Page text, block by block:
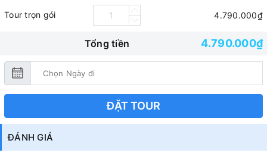
Tour trọn gói 4.790.000₫
Tổng tiền 4.790.000₫
ĐẶT TOUR
ĐÁNH GIÁ